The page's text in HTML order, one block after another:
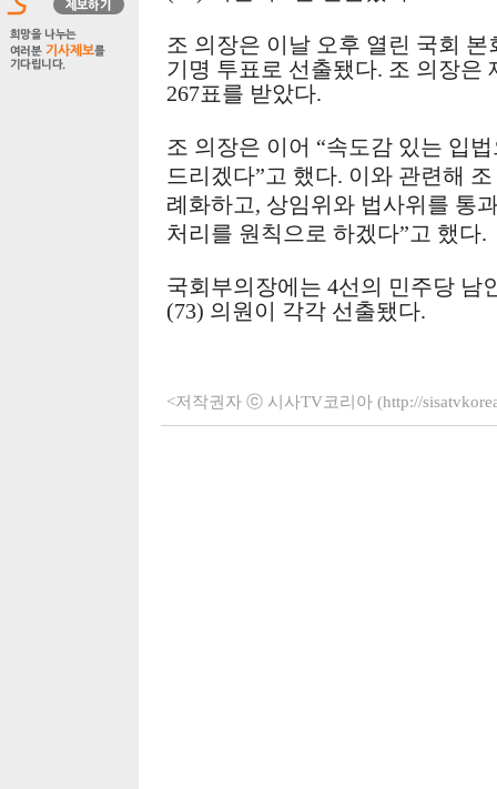
조 의장은 이날 오후 열린 국회
기명 투표로 선출됐다. 조 의장은
267표를 받았다.
조 의장은 이어 “속도감 있는 입
드리겠다”고 했다. 이와 관련해
례화하고, 상임위와 법사위를 통
처리를 원칙으로 하겠다”고 했다.
국회부의장에는 4선의 민주당 남
(73) 의원이 각각 선출됐다.
<저작권자 ⓒ 시사TV코리아 (http://